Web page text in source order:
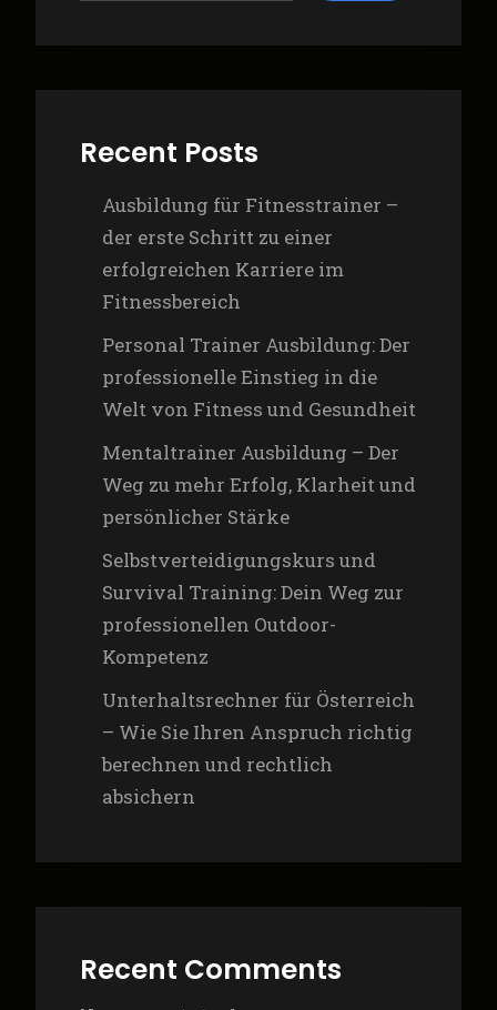
Recent Posts
Ausbildung für Fitnesstrainer –
der erste Schritt zu einer
erfolgreichen Karriere im
Fitnessbereich
Personal Trainer Ausbildung: Der
professionelle Einstieg in die
Welt von Fitness und Gesundheit
Mentaltrainer Ausbildung – Der
Weg zu mehr Erfolg, Klarheit und
persönlicher Stärke
Selbstverteidigungskurs und
Survival Training: Dein Weg zur
professionellen Outdoor-
Kompetenz
Unterhaltsrechner für Österreich
– Wie Sie Ihren Anspruch richtig
berechnen und rechtlich
absichern
Recent Comments